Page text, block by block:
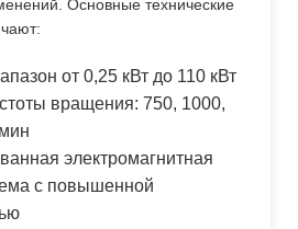
Основные технические
от 0,25 кВт до 110 кВт
вращения: 750, 1000,
электромагнитная
с повышенной